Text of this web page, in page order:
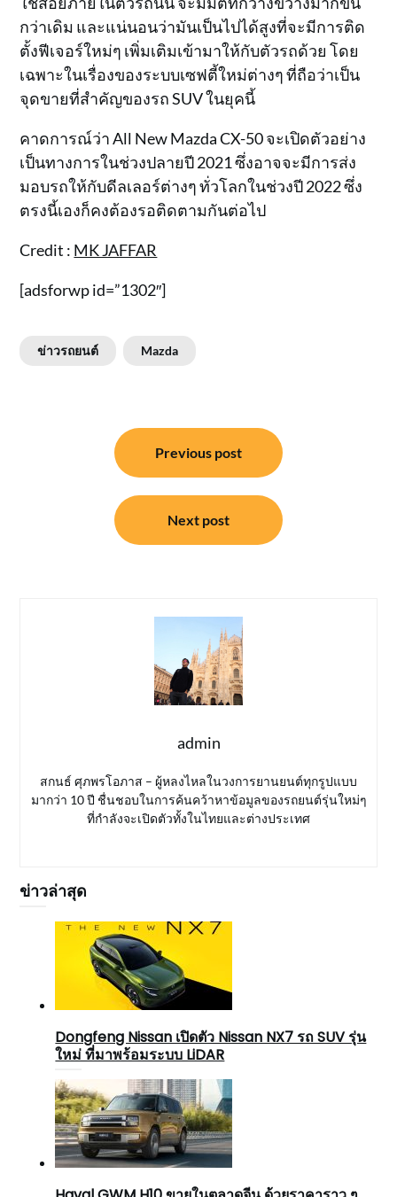
กว่าเดิม และแน่นอนว่ามันเป็นไปได้สูงที่จะมีการติด
ตั้งฟีเจอร์ใหม่ๆ เพิ่มเติมเข้ามาให้กับตัวรถด้วย โดย
เฉพาะในเรื่องของระบบเซฟตี้ใหม่ต่างๆ ที่ถือว่าเป็น
จุดขายที่สำคัญของรถ SUV ในยุคนี้
คาดการณ์ว่า All New Mazda CX-50 จะเปิดตัวอย่าง
เป็นทางการในช่วงปลายปี 2021 ซึ่งอาจจะมีการส่ง
มอบรถให้กับดีลเลอร์ต่างๆ ทั่วโลกในช่วงปี 2022 ซึ่ง
ตรงนี้เองก็คงต้องรอติดตามกันต่อไป
Credit : MK JAFFAR
[adsforwp id=”1302″]
ข่าวรถยนต์ Mazda
Previous post
Next post
admin
สกนธ์ ศุภพรโอภาส – ผู้หลงไหลในวงการยานยนต์ทุกรูปแบบ
มากว่า 10 ปี ชื่นชอบในการค้นคว้าหาข้อมูลของรถยนต์รุ่นใหม่ๆ
ที่กำลังจะเปิดตัวทั้งในไทยและต่างประเทศ
ข่าวล่าสุด
Dongfeng Nissan เปิดตัว Nissan NX7 รถ SUV รุ่น
ใหม่ ที่มาพร้อมระบบ LiDAR